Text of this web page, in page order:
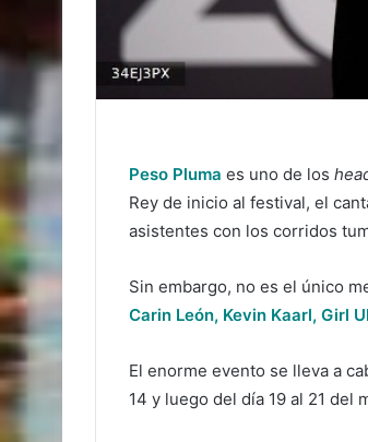
Peso Pluma es uno de los
Rey de inicio al festival, el
asistentes con los corridos
Sin embargo, no es el único
Carin León, Kevin Kaarl, Girl
El enorme evento se lleva a
14 y luego del día 19 al 21 del